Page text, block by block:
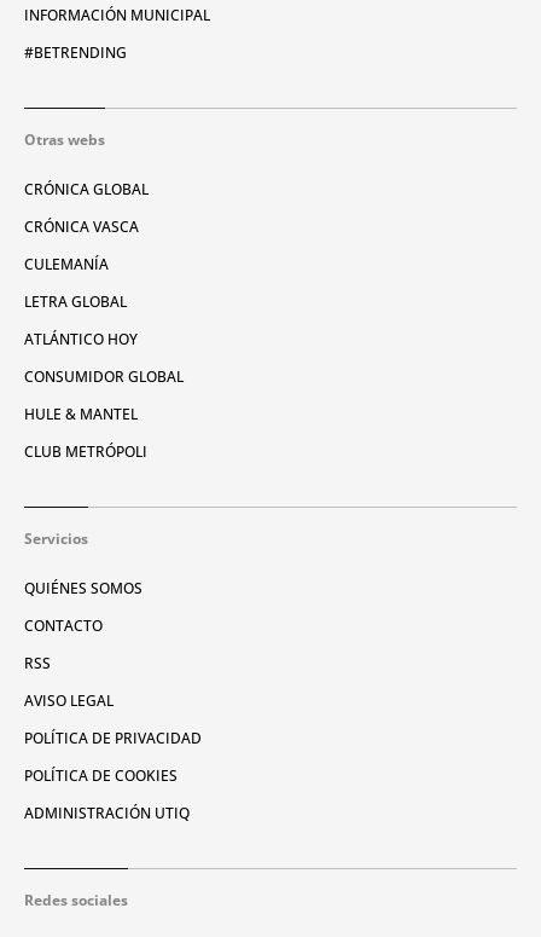
INFORMACIÓN MUNICIPAL
#BETRENDING
Otras webs
CRÓNICA GLOBAL
CRÓNICA VASCA
CULEMANÍA
LETRA GLOBAL
ATLÁNTICO HOY
CONSUMIDOR GLOBAL
HULE & MANTEL
CLUB METRÓPOLI
Servicios
QUIÉNES SOMOS
CONTACTO
RSS
AVISO LEGAL
POLÍTICA DE PRIVACIDAD
POLÍTICA DE COOKIES
ADMINISTRACIÓN UTIQ
Redes sociales